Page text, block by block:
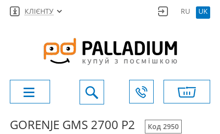
КЛІЄНТУ RU UK
GORENJE GMS 2700 P2 Код 2950